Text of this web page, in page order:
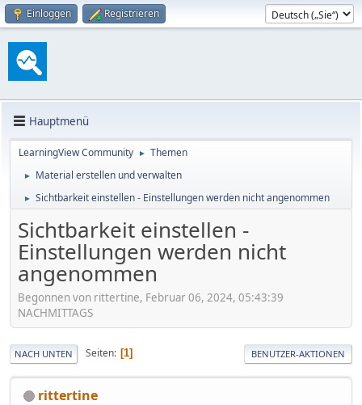
Einloggen Registrieren
Hauptmenü
LearningView Community ► Themen
► Material erstellen und verwalten
► Sichtbarkeit einstellen - Einstellungen werden nicht angenommen
Sichtbarkeit einstellen -
Einstellungen werden nicht
angenommen
Begonnen von rittertine, Februar 06, 2024, 05:43:39
NACHMITTAGS
NACH UNTEN Seiten 1 BENUTZER-AKTIONEN
rittertine